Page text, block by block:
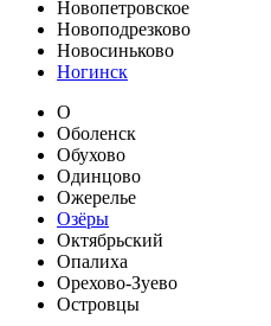
Новопетровское
Новоподрезково
Новосиньково
Ногинск
О
Оболенск
Обухово
Одинцово
Ожерелье
Озёры
Октябрьский
Опалиха
Орехово-Зуево
Островцы